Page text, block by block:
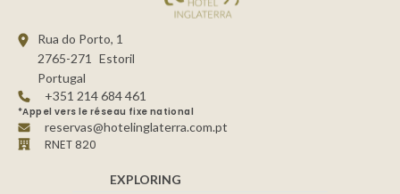
Rua do Porto, 1
2765-271
Estoril
Portugal
+351 214 684 461
*Appel vers le réseau fixe national
reservas@hotelinglaterra.com.pt
RNET 820
EXPLORING